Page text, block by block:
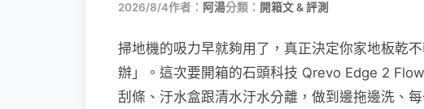
2026/8/4作者： 阿湯分類： 開箱文 & 評測
掃地機的吸力早就夠用了，真正決定你家地板乾
辦」。這次要開箱的石頭科技 Qrevo Edge 2
刮條、汙水盒跟清水汙水分離，做到邊拖邊洗、